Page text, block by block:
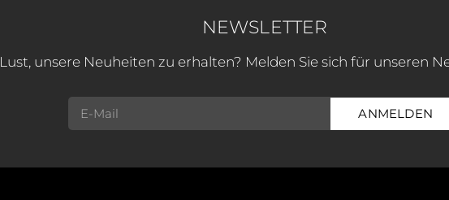
NEWSLETTER
Lust, unsere Neuheiten zu erhalten? Melden Sie sich für unseren
ANMELDEN